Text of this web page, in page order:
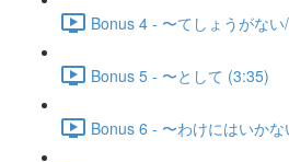
Bonus 4 - 〜てしょうがな
Bonus 5 - 〜として (3:35)
Bonus 6 - 〜わけにはいか